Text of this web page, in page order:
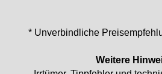
* Unverbindliche
Weitere